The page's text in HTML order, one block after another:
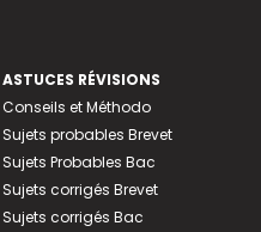
ASTUCES RÉVISIONS
Conseils et Méthodo
Sujets probables Brevet
Sujets Probables Bac
Sujets corrigés Brevet
Sujets corrigés Bac